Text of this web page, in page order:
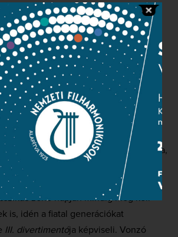
Zenekar
tízezrei őrzik emlékezetükben
i koncerteknek az élményét,
gyermekek javát szolgáló
ünnepelte születésnapját. A
ebből a hagyományból nőtt ki és
módosult tartalommal a magyar
amely egyszerre emlékezik Kocsisra,
népszerűsítőjére, és tiszteleg a
és jelenbeli kiemelkedő értékei
zene napján mindig meg kell
is, idén a fiatal generációkat
III. divertimentója képviseli. Vonzó